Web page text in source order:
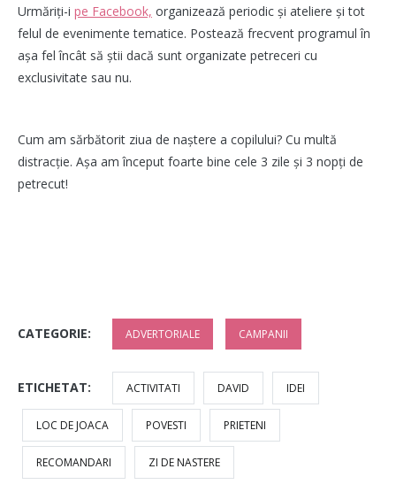
Urmăriți-i pe Facebook, organizează periodic și ateliere și tot
felul de evenimente tematice. Postează frecvent programul în
așa fel încât să știi dacă sunt organizate petreceri cu
exclusivitate sau nu.
Cum am sărbătorit ziua de naștere a copilului? Cu multă
distracție. Așa am început foarte bine cele 3 zile și 3 nopți de
petrecut!
CATEGORIE: ADVERTORIALE CAMPANII
ETICHETAT: ACTIVITATI DAVID IDEI
LOC DE JOACA POVESTI PRIETENI
RECOMANDARI ZI DE NASTERE